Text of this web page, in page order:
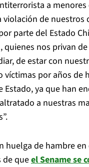
a menores
de nuestros
parte del Estado
quienes nos privan
de estar con
víctimas por años de
Estado, ya que han
a nuestras
huelga de hambre en
de queel Sename se